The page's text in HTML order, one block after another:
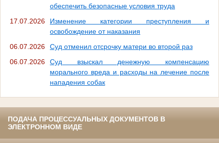
обеспечить безопасные условия труда
17.07.2026
Изменение категории преступления и
освобождение от наказания
06.07.2026
Суд отменил отсрочку матери во второй раз
06.07.2026
Суд взыскал денежную компенсацию
морального вреда и расходы на лечение после
нападения собак
ПОДАЧА ПРОЦЕССУАЛЬНЫХ ДОКУМЕНТОВ В
ЭЛЕКТРОННОМ ВИДЕ